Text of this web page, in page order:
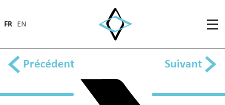
FR EN
Précédent Suivant